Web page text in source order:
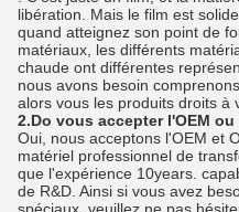
libération. Mais le film est
quand atteignez son point de
matériaux, les différents
chaude ont différentes
nous avons besoin
alors vous les produits droits à
2.Do vous accepter l'OEM ou
Oui, nous acceptons l'OEM et
matériel professionnel de
que l'expérience 10years.
de R&D. Ainsi si vous avez
spéciaux, veuillez ne pas